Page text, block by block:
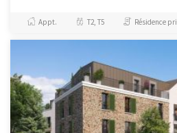
superbe forêt de Malmaison,
à seulement 8 km de...
Appt. T2, T5 Résidence principale / PTZ, Investissement et Défiscalisation